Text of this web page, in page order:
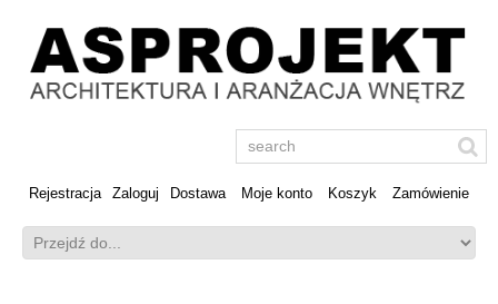
Rejestracja Zaloguj Dostawa Moje konto Koszyk Zamówienie